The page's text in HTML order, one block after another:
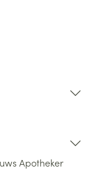
Apotheker